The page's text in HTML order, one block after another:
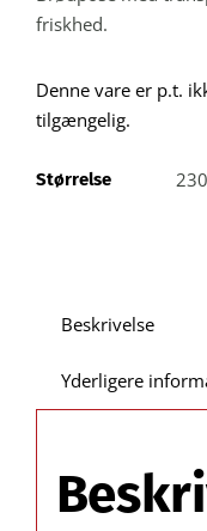
friskhed.
Denne vare er p.t.
tilgængelig.
Størrelse
Beskrivelse
Yderligere